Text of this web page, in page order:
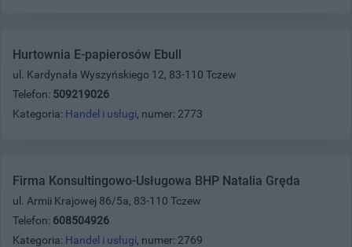
Hurtownia E-papierosów Ebull
ul. Kardynała Wyszyńskiego 12, 83-110 Tczew
Telefon: 509219026
Kategoria: Handel i usługi, numer: 2773
Firma Konsultingowo-Usługowa BHP Natalia Gręda
ul. Armii Krajowej 86/5a, 83-110 Tczew
Telefon: 608504926
Kategoria: Handel i usługi, numer: 2769